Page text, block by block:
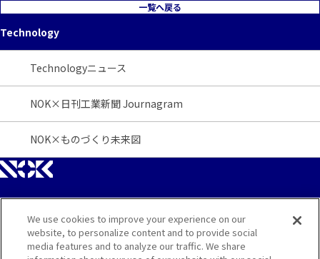
一覧へ戻る
Technology
Technologyニュース
NOK×日刊工業新聞 Journagram
NOK×ものづくり未来図
サイトマップ
お問い合わせ
We use cookies to improve your experience on our
website, to personalize content and to provide social
media features and to analyze our traffic. We share